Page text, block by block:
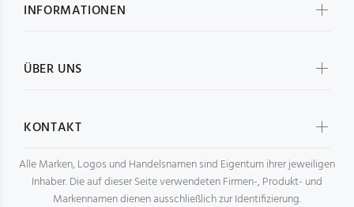
INFORMATIONEN
ÜBER UNS
KONTAKT
Alle Marken, Logos und Handelsnamen sind Eigentum ihrer jeweiligen
Inhaber. Die auf dieser Seite verwendeten Firmen-, Produkt- und
Markennamen dienen ausschließlich zur Identifizierung.